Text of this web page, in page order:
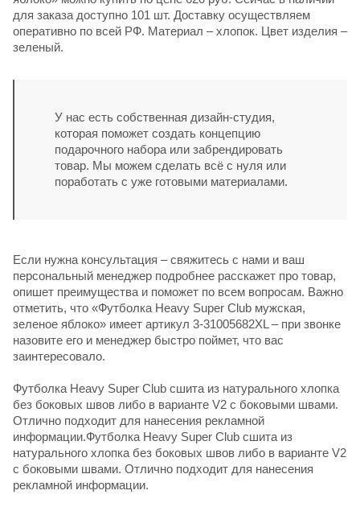
для заказа доступно 101 шт. Доставку осуществляем
оперативно по всей РФ. Материал – хлопок. Цвет изделия –
зеленый.
У нас есть собственная дизайн-студия,
которая поможет создать концепцию
подарочного набора или забрендировать
товар. Мы можем сделать всё с нуля или
поработать с уже готовыми материалами.
Если нужна консультация – свяжитесь с нами и ваш
персональный менеджер подробнее расскажет про товар,
опишет преимущества и поможет по всем вопросам. Важно
отметить, что «Футболка Heavy Super Club мужская,
зеленое яблоко» имеет артикул 3-31005682XL – при звонке
назовите его и менеджер быстро поймет, что вас
заинтересовало.
Футболка Heavy Super Club сшита из натурального хлопка
без боковых швов либо в варианте V2 с боковыми швами.
Отлично подходит для нанесения рекламной
информации.Футболка Heavy Super Club сшита из
натурального хлопка без боковых швов либо в варианте V2
с боковыми швами. Отлично подходит для нанесения
рекламной информации.